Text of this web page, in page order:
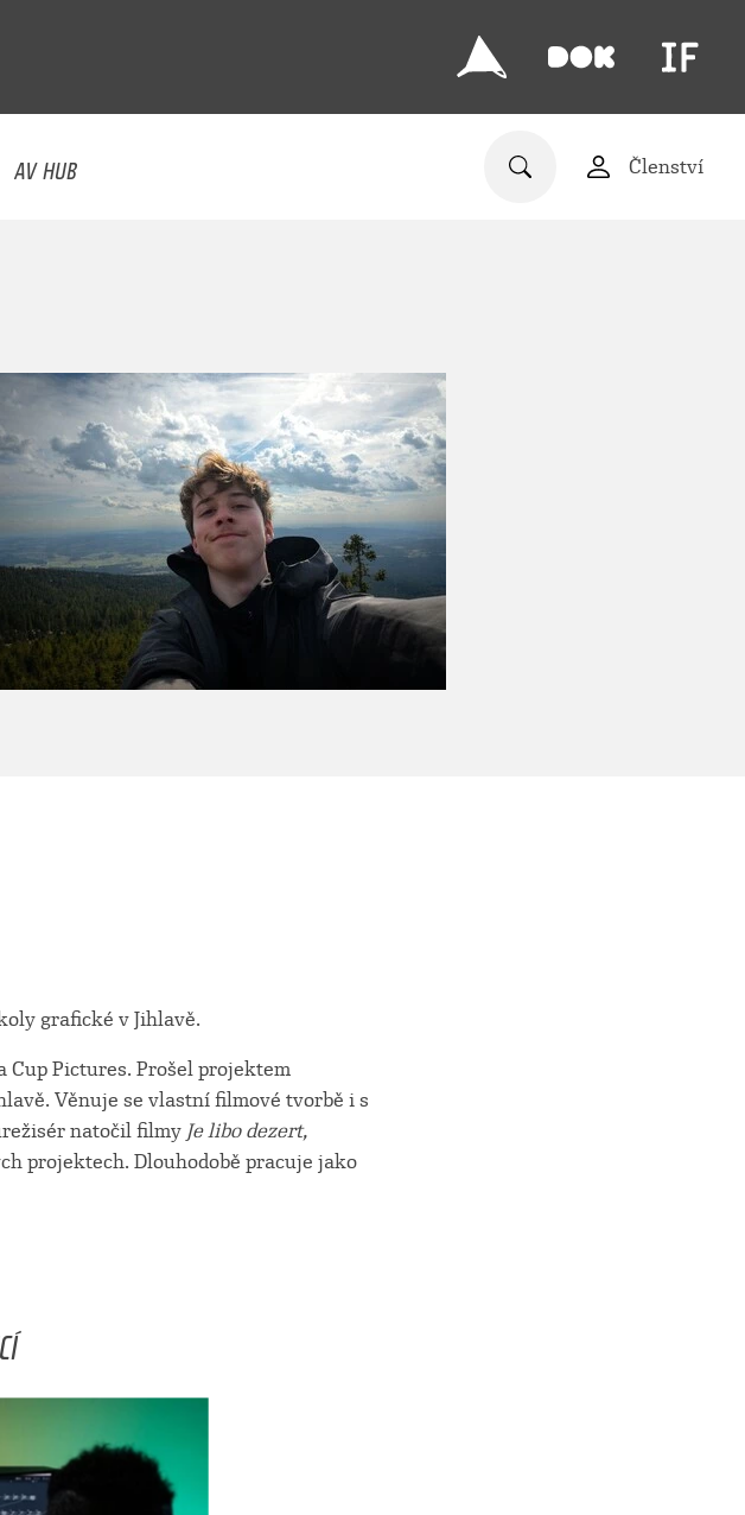
AV HUB Členství
grafické v Jihlavě.
Cup Pictures. Prošel projektem
Věnuje se vlastní filmové tvorbě i s
natočil filmy Je libo dezert,
projektech. Dlouhodobě pracuje jako